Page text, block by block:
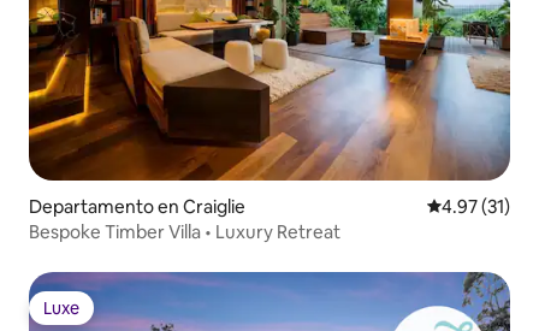
Departamento en Craiglie Calificación
4.97 (31)
Bespoke Timber Villa • Luxury Retreat
Luxe
Luxe